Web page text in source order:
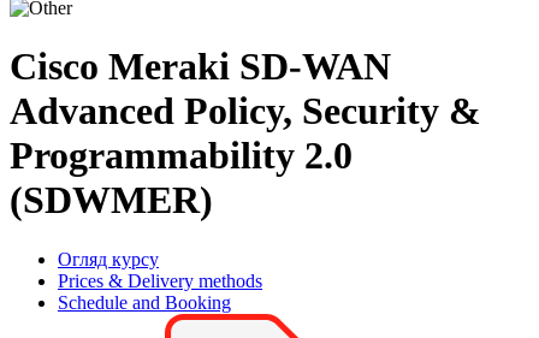
Cisco Meraki SD-WAN
Advanced Policy, Security &
Programmability 2.0
(SDWMER)
Огляд курсу
Prices & Delivery methods
Schedule and Booking